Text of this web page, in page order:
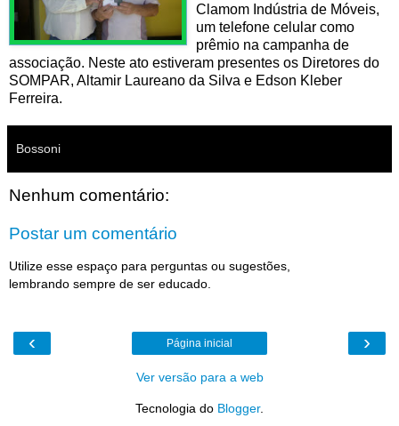
Clamom Indústria de Móveis,
um telefone celular como
prêmio na campanha de
associação. Neste ato estiveram presentes os Diretores do
SOMPAR, Altamir Laureano da Silva e Edson Kleber
Ferreira.
Bossoni
Nenhum comentário:
Postar um comentário
Utilize esse espaço para perguntas ou sugestões,
lembrando sempre de ser educado.
‹ ›
Página inicial
Ver versão para a web
Tecnologia do Blogger.